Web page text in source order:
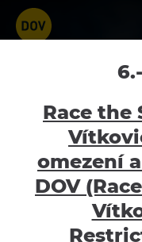
Home
Vítkovice, 195
Atraktivity
Bolt Tower
Velký svět
Race the
omezení
DOV